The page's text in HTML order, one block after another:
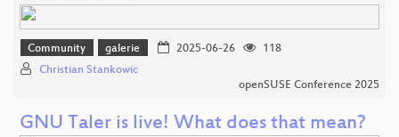
Community galerie 2025-06-26
118
Christian Stankowic
openSUSE Conference 2025
GNU Taler is live! What does that mean?